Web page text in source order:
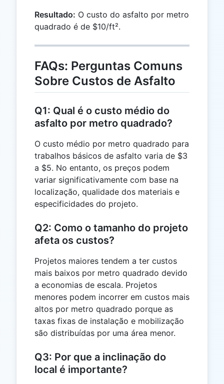
= 10
Resultado: O custo do asfalto por metro
quadrado é de $10/ft².
FAQs: Perguntas Comuns
Sobre Custos de Asfalto
Q1: Qual é o custo médio do
asfalto por metro quadrado?
O custo médio por metro quadrado para
trabalhos básicos de asfalto varia de $3
a $5. No entanto, os preços podem
variar significativamente com base na
localização, qualidade dos materiais e
especificidades do projeto.
Q2: Como o tamanho do projeto
afeta os custos?
Projetos maiores tendem a ter custos
mais baixos por metro quadrado devido
a economias de escala. Projetos
menores podem incorrer em custos mais
altos por metro quadrado porque as
taxas fixas de instalação e mobilização
são distribuídas por uma área menor.
Q3: Por que a inclinação do
local é importante?